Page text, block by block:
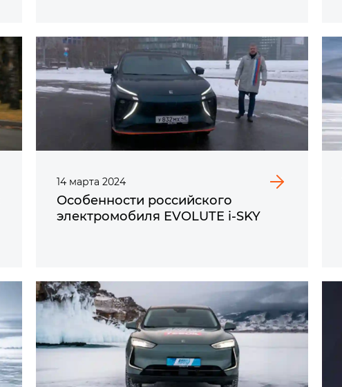
14 марта 2024
Особенности российского
электромобиля EVOLUTE i‑SKY